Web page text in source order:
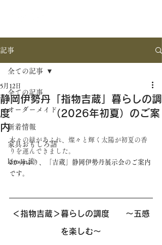
記事
全ての記事
オーダーメイド
新着情報
家具おもしろ話
kittsan流
全ての記事
静岡伊勢丹「指物吉蔵」暮らしの調
度 （2026年初夏）のご案
内
5月12日
木々の緑があふれ、燦々と輝く太陽が初夏の香
りを運んできました。
2か月ぶり、「吉蔵」静岡伊勢丹展示会のご案内
です。
＜指物吉蔵＞暮らしの調度　　～五感
を楽しむ～